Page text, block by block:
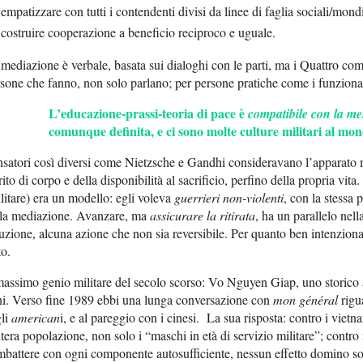
empatizzare con tutti i contendenti divisi da linee di faglia sociali/
costruire cooperazione a beneficio reciproco e uguale.
è verbale, basata sui dialoghi con le parti, ma i Quattro
che fanno, non solo parlano; per persone pratiche come i
L’educazione-prassi-teoria di pace ècompatibile con la
comunque definita, e ci sono molte culture militari al
così diversi come Nietzsche e Gandhi consideravano
di corpo e della disponibilità al sacrificio, perfino della propria
era un modello: egli voleva guerrierinon-violenti, con la stessa
mediazione. Avanzare, maassicurare la ritirata, ha un parallelo
alcuna azione che non sia reversibile. Per quanto ben
genio militare del secolo scorso: Vo Nguyen Giap, uno
Verso fine 1989 ebbi una lunga conversazione conmon général
americani, e al pareggio con i cinesi. La sua risposta: contro i
popolazione, non solo i “maschi in età di servizio militare”;
con ogni componente autosufficiente, nessun effetto domino